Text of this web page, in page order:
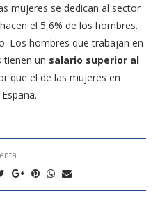
mujeres se dedican al sector
el 5,6% de los hombres.
Los hombres que trabajan en
tienen un salario superior al
que el de las mujeres en